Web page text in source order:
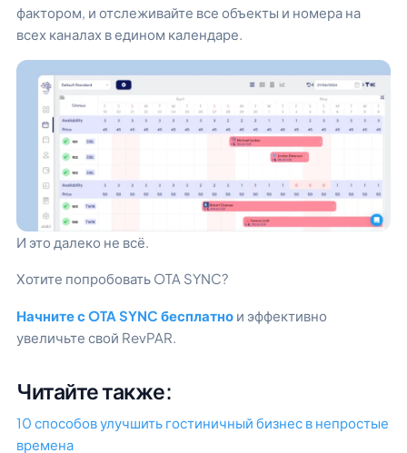
фактором, и отслеживайте все объекты и номера на
всех каналах в едином календаре.
И это далеко не всё.
Хотите попробовать OTA SYNC?
Начните с OTA SYNC бесплатно и эффективно
увеличьте свой RevPAR.
Читайте также:
10 способов улучшить гостиничный бизнес в непростые
времена